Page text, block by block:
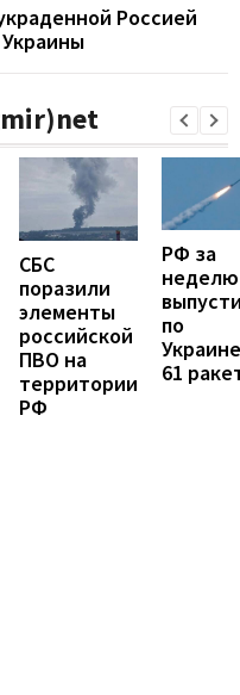
Россией
СБС
поразили
элементы
российской
ПВО на
территории
РФ
РФ за
неделю
по
Украине
61